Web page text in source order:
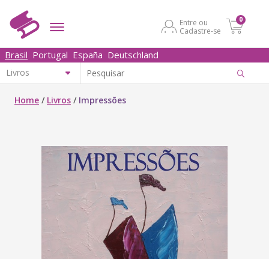
Entre ou
Cadastre-se
0
Brasil Portugal España Deutschland
Home / Livros / Impressões